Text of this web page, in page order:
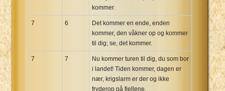
kommer.
7 6
Det kommer en ende, enden
kommer, den våkner op og kommer
til dig; se, det kommer.
7 7
Nu kommer turen til dig, du som bor
i landet! Tiden kommer, dagen er
nær, krigslarm er der og ikke
fryderop på fjellene.